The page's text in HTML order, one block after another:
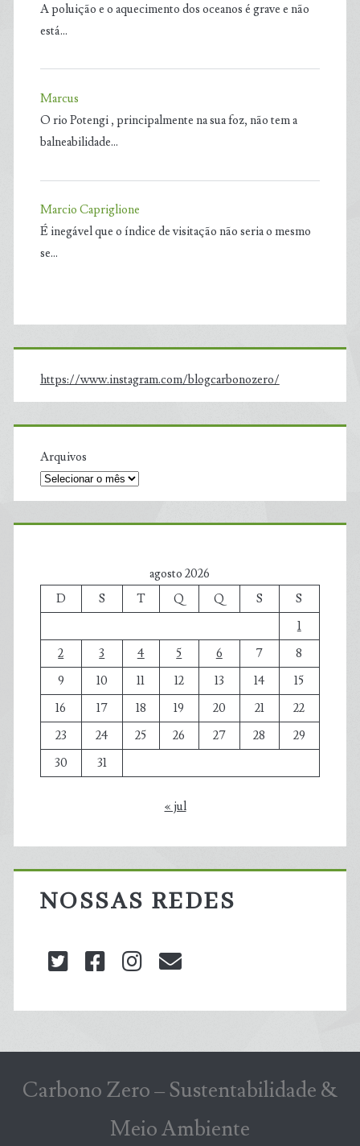
A poluição e o aquecimento dos oceanos é grave e não
está…
Marcus
O rio Potengi , principalmente na sua foz, não tem a
balneabilidade…
Marcio Capriglione
É inegável que o índice de visitação não seria o mesmo
se…
https://www.instagram.com/blogcarbonozero/
Arquivos
agosto 2026
D
S T Q Q S
S
1
2
3 4 5 6 7
8
9
10 11 12 13 14
15
16
17 18 19 20 21
22
23
24 25 26 27 28
29
30
31
« jul
NOSSAS REDES
twitterfacebookinstagram
Carbono Zero – Sustentabilidade &
Meio Ambiente